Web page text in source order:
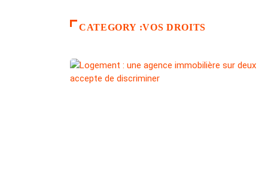
CATEGORY :VOS DROITS